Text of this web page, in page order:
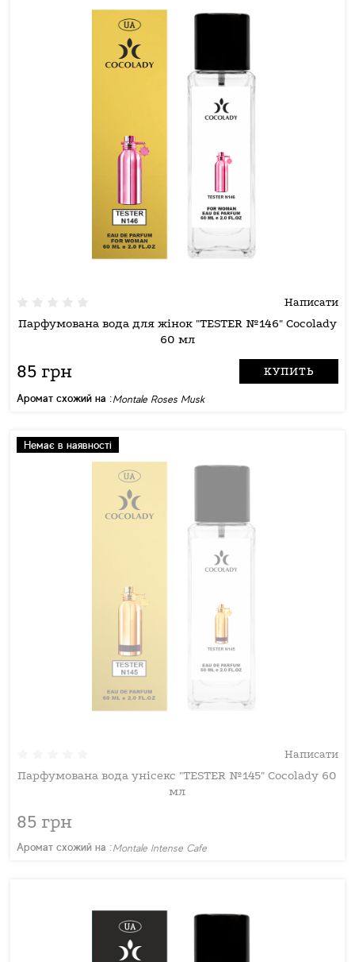
Написати
Парфумована вода для жінок "TESTER №146" Cocolady
60 мл
85 грн КУПИТЬ
Аромат схожий на :Montale Roses Musk
Немає в наявності
Написати
Парфумована вода унісекс "TESTER №145" Cocolady 60
мл
85 грн
Аромат схожий на : Montale Intense Cafe